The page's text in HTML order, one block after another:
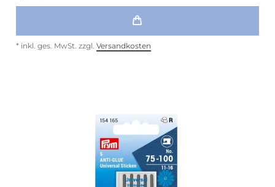
* inkl. ges. MwSt. zzgl. Versandkosten